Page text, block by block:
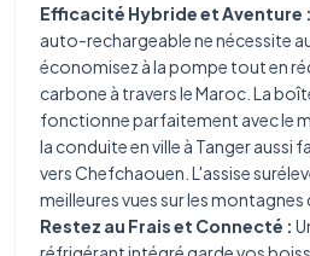
Efficacité Hybride et Aventure :
auto-rechargeable ne nécessite
économisez à la pompe tout en
carbone à travers le Maroc. La
fonctionne parfaitement avec le
la conduite en ville à Tanger aussi
vers Chefchaouen. L'assise
meilleures vues sur les montagnes
Restez au Frais et Connecté :